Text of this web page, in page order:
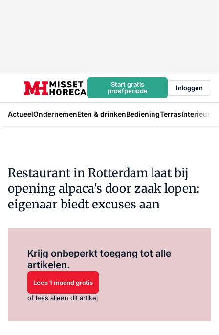
Start gratis
proefperiode
Inloggen
ActueelOndernemenEten & drinkenBedieningTerrasInterieur
Restaurant in Rotterdam laat bij
opening alpaca's door zaak lopen:
eigenaar biedt excuses aan
Krijg onbeperkt toegang tot alle
artikelen.
Lees 1 maand gratis
of lees alleen dit artikel